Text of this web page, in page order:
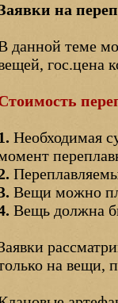
на
данной теме
гос.цена
Необходимая
Вещи можно
Вещь должна
на вещи,